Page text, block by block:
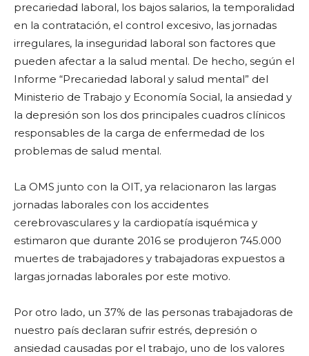
precariedad laboral, los bajos salarios, la temporalidad
en la contratación, el control excesivo, las jornadas
irregulares, la inseguridad laboral son factores que
pueden afectar a la salud mental. De hecho, según el
Informe “Precariedad laboral y salud mental” del
Ministerio de Trabajo y Economía Social, la ansiedad y
la depresión son los dos principales cuadros clínicos
responsables de la carga de enfermedad de los
problemas de salud mental.
La OMS junto con la OIT, ya relacionaron las largas
jornadas laborales con los accidentes
cerebrovasculares y la cardiopatía isquémica y
estimaron que durante 2016 se produjeron 745.000
muertes de trabajadores y trabajadoras expuestos a
largas jornadas laborales por este motivo.
Por otro lado, un 37% de las personas trabajadoras de
nuestro país declaran sufrir estrés, depresión o
ansiedad causadas por el trabajo, uno de los valores